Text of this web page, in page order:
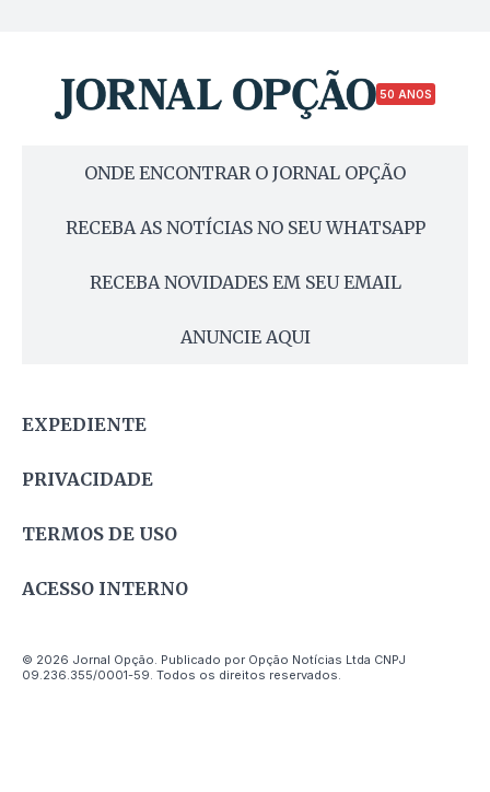
50 ANOS
ONDE ENCONTRAR O JORNAL OPÇÃO
RECEBA AS NOTÍCIAS NO SEU WHATSAPP
RECEBA NOVIDADES EM SEU EMAIL
ANUNCIE AQUI
EXPEDIENTE
PRIVACIDADE
TERMOS DE USO
ACESSO INTERNO
© 2026 Jornal Opção. Publicado por Opção Notícias Ltda CNPJ
09.236.355/0001-59. Todos os direitos reservados.